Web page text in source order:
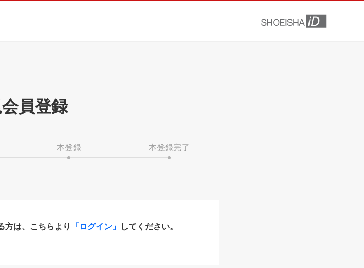
員登録
本登録 本登録完了
方は、こちらより 「ログイン」 してください。